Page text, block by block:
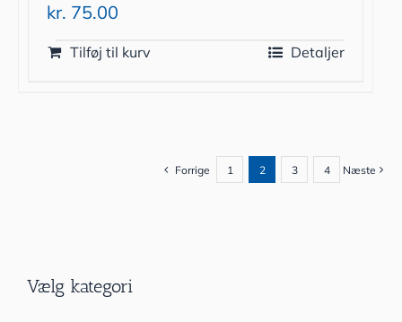
kr. 75.00
Tilføj til kurv Detaljer
Forrige 1 2 3 4 Næste
Vælg kategori